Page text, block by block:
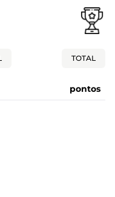
TOTAL
pontos